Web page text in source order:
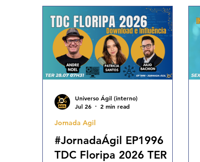
Ferramentas Ageis Carreiras Ageis
Agilidade Jurídica Vendas Ágeis
Agilidade ESG
#JornadaÁgil EP1996
TDC Floripa 2026 TER
Jornada Agil
Universo Ágil (interno)
Jul 26
2 min read